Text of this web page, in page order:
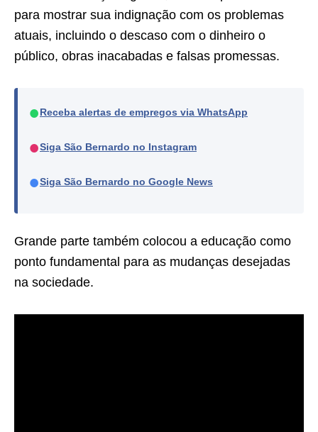
para mostrar sua indignação com os problemas
atuais, incluindo o descaso com o dinheiro o
público, obras inacabadas e falsas promessas.
● Receba alertas de empregos via WhatsApp
●Siga São Bernardo no Instagram
●Siga São Bernardo no Google News
Grande parte também colocou a educação como
ponto fundamental para as mudanças desejadas
na sociedade.